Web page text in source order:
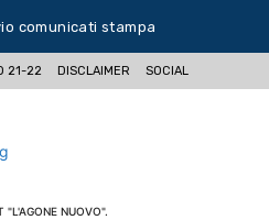
comunicati stampa
21-22 DISCLAIMER SOCIAL
"L'AGONE NUOVO".